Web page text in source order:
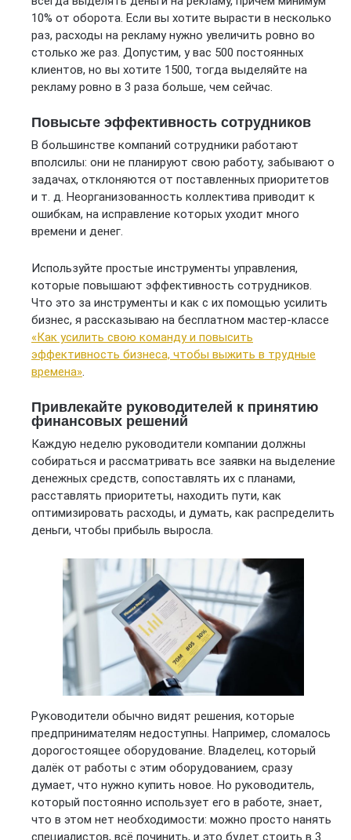
10% от оборота. Если вы хотите вырасти в несколько
раз, расходы на рекламу нужно увеличить ровно во
столько же раз. Допустим, у вас 500 постоянных
клиентов, но вы хотите 1500, тогда выделяйте на
рекламу ровно в 3 раза больше, чем сейчас.
Повысьте эффективность сотрудников
В большинстве компаний сотрудники работают
вполсилы: они не планируют свою работу, забывают о
задачах, отклоняются от поставленных приоритетов
и т. д. Неорганизованность коллектива приводит к
ошибкам, на исправление которых уходит много
времени и денег.
Используйте простые инструменты управления,
которые повышают эффективность сотрудников.
Что это за инструменты и как с их помощью усилить
бизнес, я рассказываю на бесплатном мастер-классе
«Как усилить свою команду и повысить
эффективность бизнеса, чтобы выжить в трудные
времена».
Привлекайте руководителей к принятию
финансовых решений
Каждую неделю руководители компании должны
собираться и рассматривать все заявки на выделение
денежных средств, сопоставлять их с планами,
расставлять приоритеты, находить пути, как
оптимизировать расходы, и думать, как распределить
деньги, чтобы прибыль выросла.
Руководители обычно видят решения, которые
предпринимателям недоступны. Например, сломалось
дорогостоящее оборудование. Владелец, который
далёк от работы с этим оборудованием, сразу
думает, что нужно купить новое. Но руководитель,
который постоянно использует его в работе, знает,
что в этом нет необходимости: можно просто нанять
специалистов, всё починить, и это будет стоить в 3